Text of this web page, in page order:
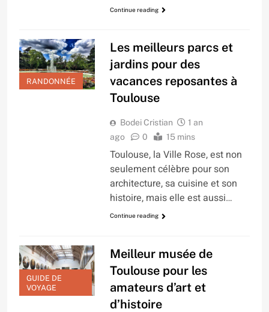
Continue reading
RANDONNÉE
Les meilleurs parcs et
jardins pour des
vacances reposantes à
Toulouse
Bodei Cristian
1 an
ago
0 15 mins
Toulouse, la Ville Rose, est non
seulement célèbre pour son
architecture, sa cuisine et son
histoire, mais elle est aussi…
Continue reading
GUIDE DE
VOYAGE
Meilleur musée de
Toulouse pour les
amateurs d’art et
d’histoire